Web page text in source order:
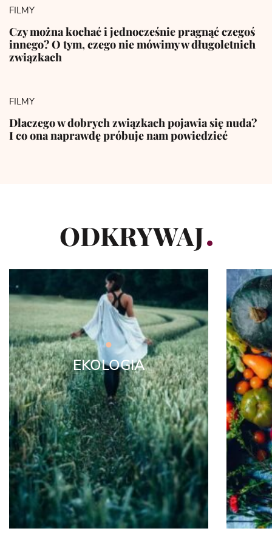
FILMY
Czy można kochać i jednocześnie pragnąć czegoś
innego? O tym, czego nie mówimy w długoletnich
związkach
FILMY
Dlaczego w dobrych związkach pojawia się nuda?
I co ona naprawdę próbuje nam powiedzieć
ODKRYWAJ
EKOLOGIA